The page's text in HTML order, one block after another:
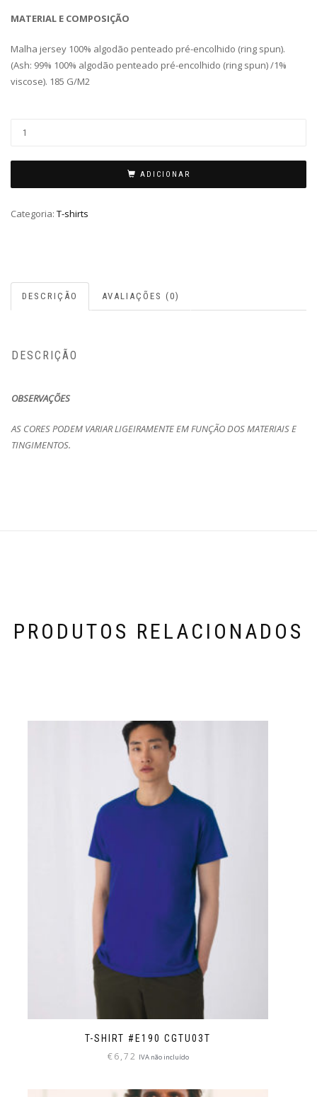
MATERIAL E COMPOSIÇÃO
Malha jersey 100% algodão penteado pré-encolhido (ring spun).
(Ash: 99% 100% algodão penteado pré-encolhido (ring spun) /1%
viscose). 185 G/M2
ADICIONAR
Categoria: T-shirts
DESCRIÇÃO AVALIAÇÕES (0)
DESCRIÇÃO
OBSERVAÇÕES
AS CORES PODEM VARIAR LIGEIRAMENTE EM FUNÇÃO DOS MATERIAIS E
TINGIMENTOS.
PRODUTOS RELACIONADOS
T-SHIRT #E190 CGTU03T
€6,72 IVA não incluído